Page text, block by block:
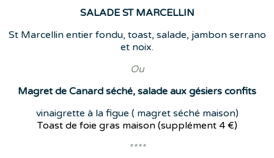
SALADE ST MARCELLIN
St Marcellin entier fondu, toast, salade, jambon serrano
et noix.
Ou
Magret de Canard séché, salade aux gésiers confits
vinaigrette à la figue ( magret séché maison)
Toast de foie gras maison (supplément 4 €)
****